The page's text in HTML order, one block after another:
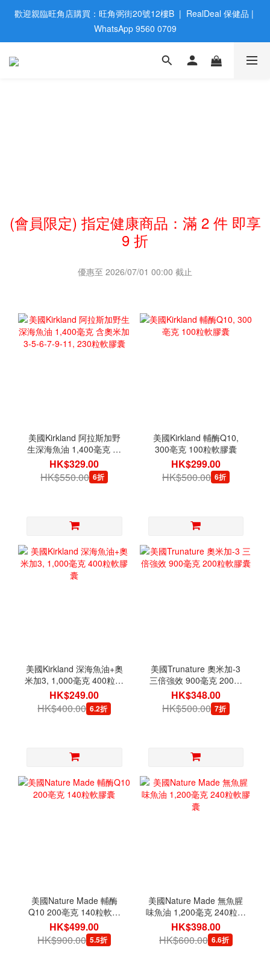
歡迎親臨旺角店購買：旺角弼街20號12樓B  |  RealDeal 保健品 |
WhatsApp 9560 0709
歡迎親臨旺角店購買：旺角弼街20號12樓B  |  RealDeal 保健品 |
WhatsApp 9560 0709
會員大升級 | 於12個月内消費滿$2200，即成爲黃金會員 | 消費滿
(會員限定) 指定健康商品：滿 2 件 即享
9 折
優惠至 2026/07/01 00:00 截止
美國Kirkland 阿拉斯加野
生深海魚油 1,400毫克 含
奧米加3-5-6-7-9-11, 230
粒軟膠囊
HK$329.00
HK$550.00 6折
美國Kirkland 輔酶Q10,
300亳克 100粒軟膠囊
HK$299.00
HK$500.00 6折
美國Kirkland 深海魚油+奧
米加3, 1,000毫克 400粒軟
膠囊
HK$249.00
HK$400.00 6.2折
美國Trunature 奧米加-3
三倍強效 900毫克 200粒
軟膠囊
HK$348.00
HK$500.00 7折
美國Nature Made 輔酶
Q10 200亳克 140粒軟膠
囊
HK$499.00
HK$900.00 5.5折
美國Nature Made 無魚腥
味魚油 1,200毫克 240粒軟
膠囊
HK$398.00
HK$600.00 6.6折